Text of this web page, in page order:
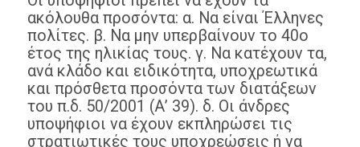
ακόλουθα προσόντα: α. Να είναι Έλληνες
πολίτες. β. Να μην υπερβαίνουν το 40ο
έτος της ηλικίας τους. γ. Να κατέχουν τα,
ανά κλάδο και ειδικότητα, υποχρεωτικά
και πρόσθετα προσόντα των διατάξεων
του π.δ. 50/2001 (Α’ 39). δ. Οι άνδρες
υποψήφιοι να έχουν εκπληρώσει τις
στρατιωτικές τους υποχρεώσεις ή να